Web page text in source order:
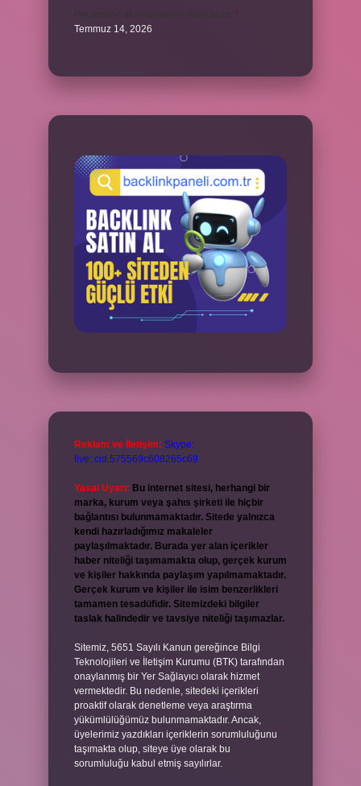
Temmuz 14, 2026
Reklam ve İletişim: Skype:
live:.cid.575569c608265c69
Yasal Uyarı: Bu internet sitesi, herhangi bir
marka, kurum veya şahıs şirketi ile hiçbir
bağlantısı bulunmamaktadır. Sitede yalnızca
kendi hazırladığımız makaleler
paylaşılmaktadır. Burada yer alan içerikler
haber niteliği taşımamakta olup, gerçek kurum
ve kişiler hakkında paylaşım yapılmamaktadır.
Gerçek kurum ve kişiler ile isim benzerlikleri
tamamen tesadüfidir. Sitemizdeki bilgiler
taslak halindedir ve tavsiye niteliği taşımazlar.
Sitemiz, 5651 Sayılı Kanun gereğince Bilgi
Teknolojileri ve İletişim Kurumu (BTK) tarafından
onaylanmış bir Yer Sağlayıcı olarak hizmet
vermektedir. Bu nedenle, sitedeki içerikleri
proaktif olarak denetleme veya araştırma
yükümlülüğümüz bulunmamaktadır. Ancak,
üyelerimiz yazdıkları içeriklerin sorumluluğunu
taşımakta olup, siteye üye olarak bu
sorumluluğu kabul etmiş sayılırlar.